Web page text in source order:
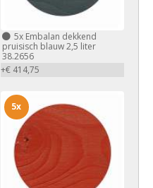
5xEmbalan dekkend
pruisisch blauw 2,5 liter
38.2656
+€ 414,75
5x